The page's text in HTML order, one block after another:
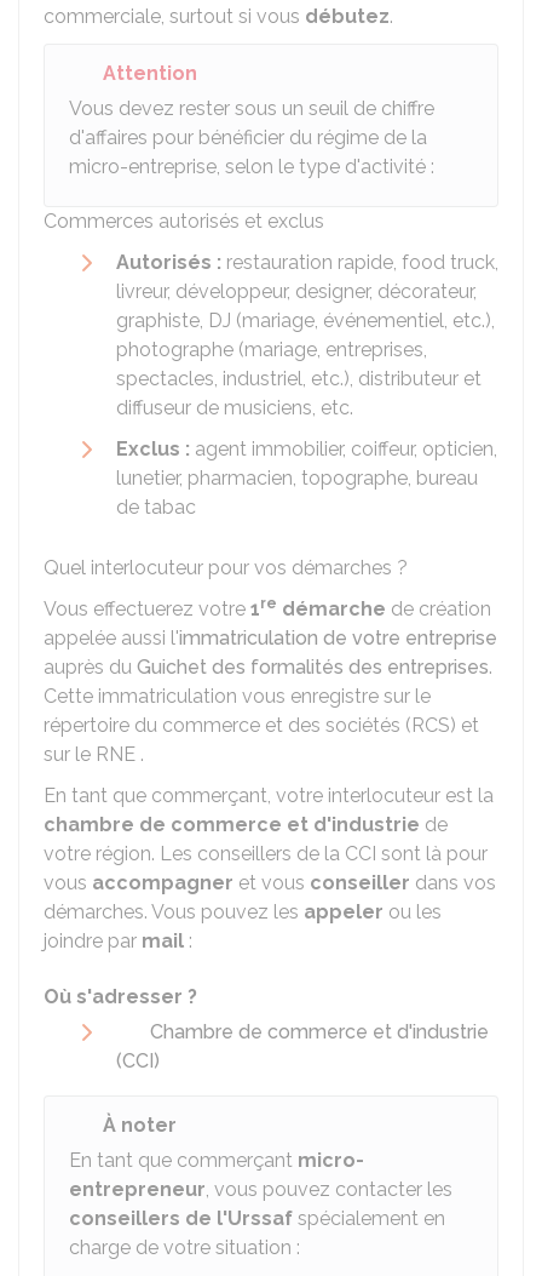
commerciale, surtout si vous débutez.
Attention
Vous devez rester sous un seuil de chiffre
d'affaires pour bénéficier du régime de la
micro-entreprise, selon le type d'activité :
Commerces autorisés et exclus
Autorisés : restauration rapide, food truck,
livreur, développeur, designer, décorateur,
graphiste, DJ (mariage, événementiel, etc.),
photographe (mariage, entreprises,
spectacles, industriel, etc.), distributeur et
diffuseur de musiciens, etc.
Exclus : agent immobilier, coiffeur, opticien,
lunetier, pharmacien, topographe, bureau
de tabac
Quel interlocuteur pour vos démarches ?
Vous effectuerez votre 1re démarche de création
appelée aussi l'immatriculation de votre entreprise
auprès du Guichet des formalités des entreprises.
Cette immatriculation vous enregistre sur le
répertoire du commerce et des sociétés (RCS) et
sur le RNE .
En tant que commerçant, votre interlocuteur est la
chambre de commerce et d'industrie de
votre région. Les conseillers de la CCI sont là pour
vous accompagner et vous conseiller dans vos
démarches. Vous pouvez les appeler ou les
joindre par mail :
Où s'adresser ?
Chambre de commerce et d'industrie
(CCI)
À noter
En tant que commerçant micro-
entrepreneur, vous pouvez contacter les
conseillers de l'Urssaf spécialement en
charge de votre situation :